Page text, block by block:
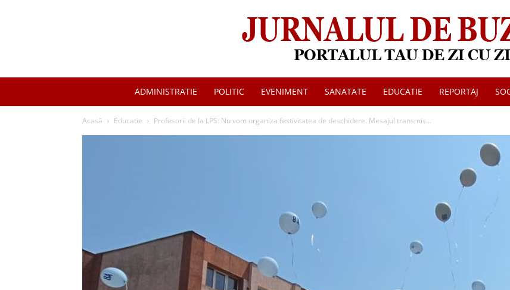
Jurnalul
ADMINISTRATIE POLITIC EVENIMENT SANATATE EDUCATIE REPORTAJ
Acasă Educatie Profesorii de la LPS: Nu vom organiza festivitatea de deschidere. Mesajul transmis...